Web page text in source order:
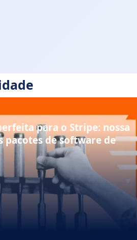
para o Stripe: nossa
pacotes de software de